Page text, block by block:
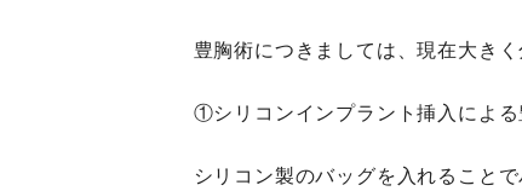
豊胸術につきましては、現在大きく
①シリコンインプラント挿入による
シリコン製のバッグを入れること